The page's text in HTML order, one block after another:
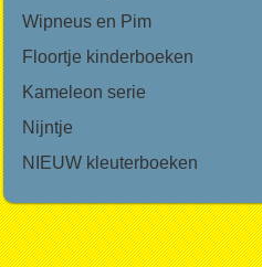
Wipneus en Pim
Floortje kinderboeken
Kameleon serie
Nijntje
NIEUW kleuterboeken